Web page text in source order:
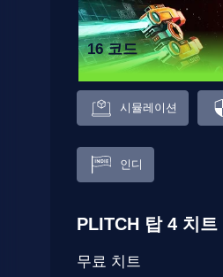
16 코드
시뮬레이션
인디
PLITCH 탑 4 치트
무료 치트